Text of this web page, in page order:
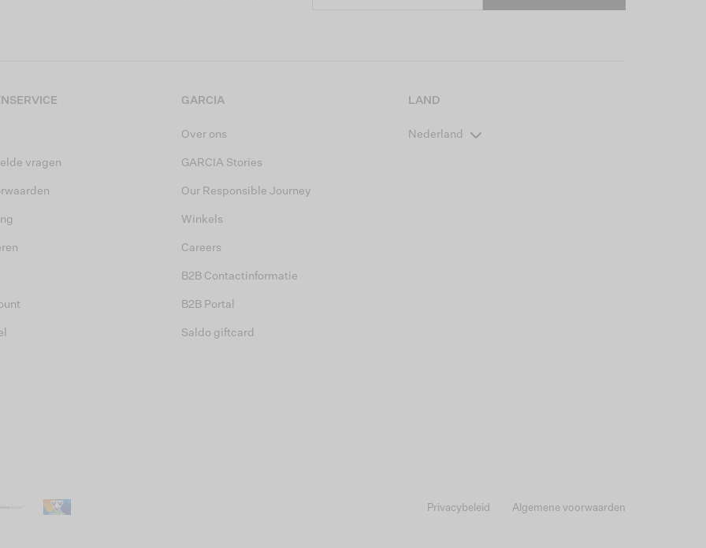
vragen
GARCIA
Over ons
GARCIA Stories
Our Responsible Journey
Winkels
Careers
B2B Contactinformatie
B2B Portal
Saldo giftcard
LAND
Nederland
Privacybeleid Algemene voorwaarden